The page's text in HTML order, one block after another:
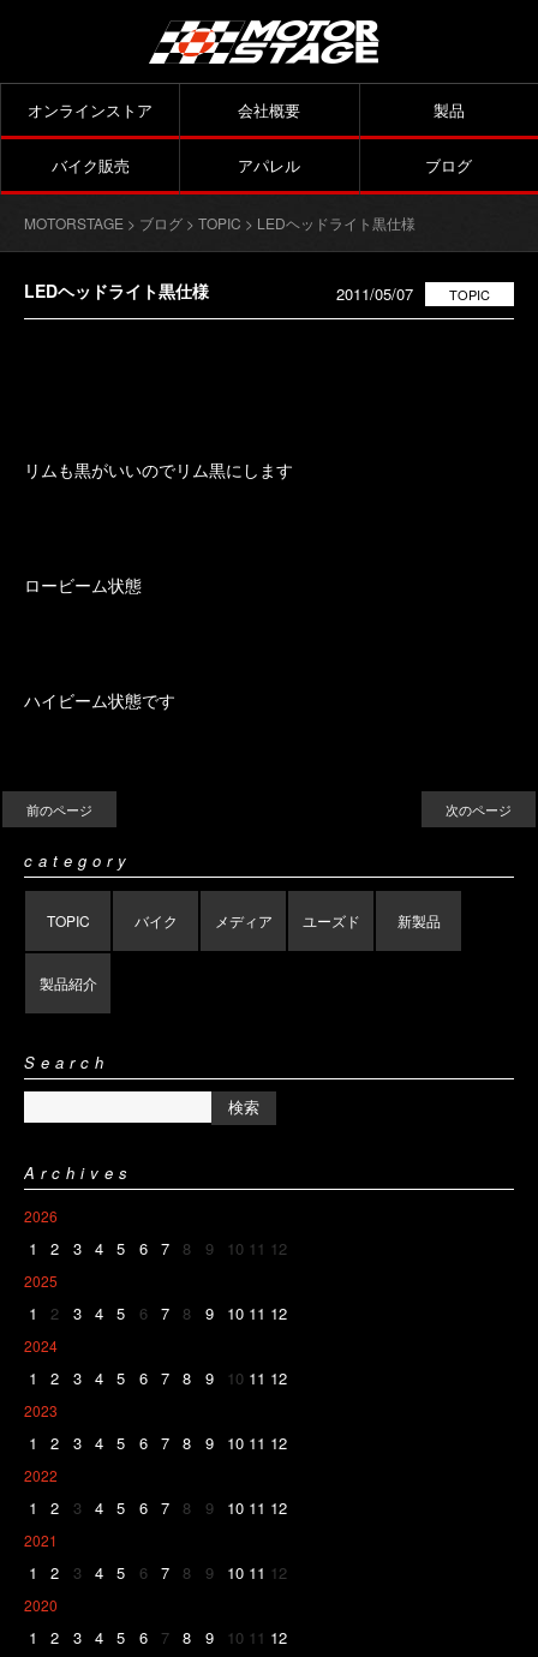
オンラインストア 会社概要 製品
バイク販売 アパレル ブログ
MOTORSTAGE > ブログ > TOPIC > LEDヘッドライト黒仕様
LEDヘッドライト黒仕様 TOPIC
2011/05/07
リムも黒がいいのでリム黒にします
ロービーム状態
ハイビーム状態です
前のページ 次のページ
category
TOPIC バイク メディア ユーズド 新製品
製品紹介
Search
Archives
2026
1 2 3 4 5 6 7 8 9 10 11 12
2025
1 2 3 4 5 6 7 8 9 10 11 12
2024
1 2 3 4 5 6 7 8 9 10 11 12
2023
1 2 3 4 5 6 7 8 9 10 11 12
2022
1 2 3 4 5 6 7 8 9 10 11 12
2021
1 2 3 4 5 6 7 8 9 10 11 12
2020
1 2 3 4 5 6 7 8 9 10 11 12